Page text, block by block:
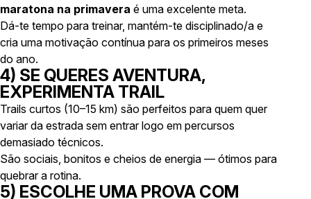
maratona na primavera é uma excelente meta.
Dá-te tempo para treinar, mantém-te disciplinado/a e
cria uma motivação contínua para os primeiros meses
do ano.
4) SE QUERES AVENTURA,
EXPERIMENTA TRAIL
Trails curtos (10–15 km) são perfeitos para quem quer
variar da estrada sem entrar logo em percursos
demasiado técnicos.
São sociais, bonitos e cheios de energia — ótimos para
quebrar a rotina.
5) ESCOLHE UMA PROVA COM